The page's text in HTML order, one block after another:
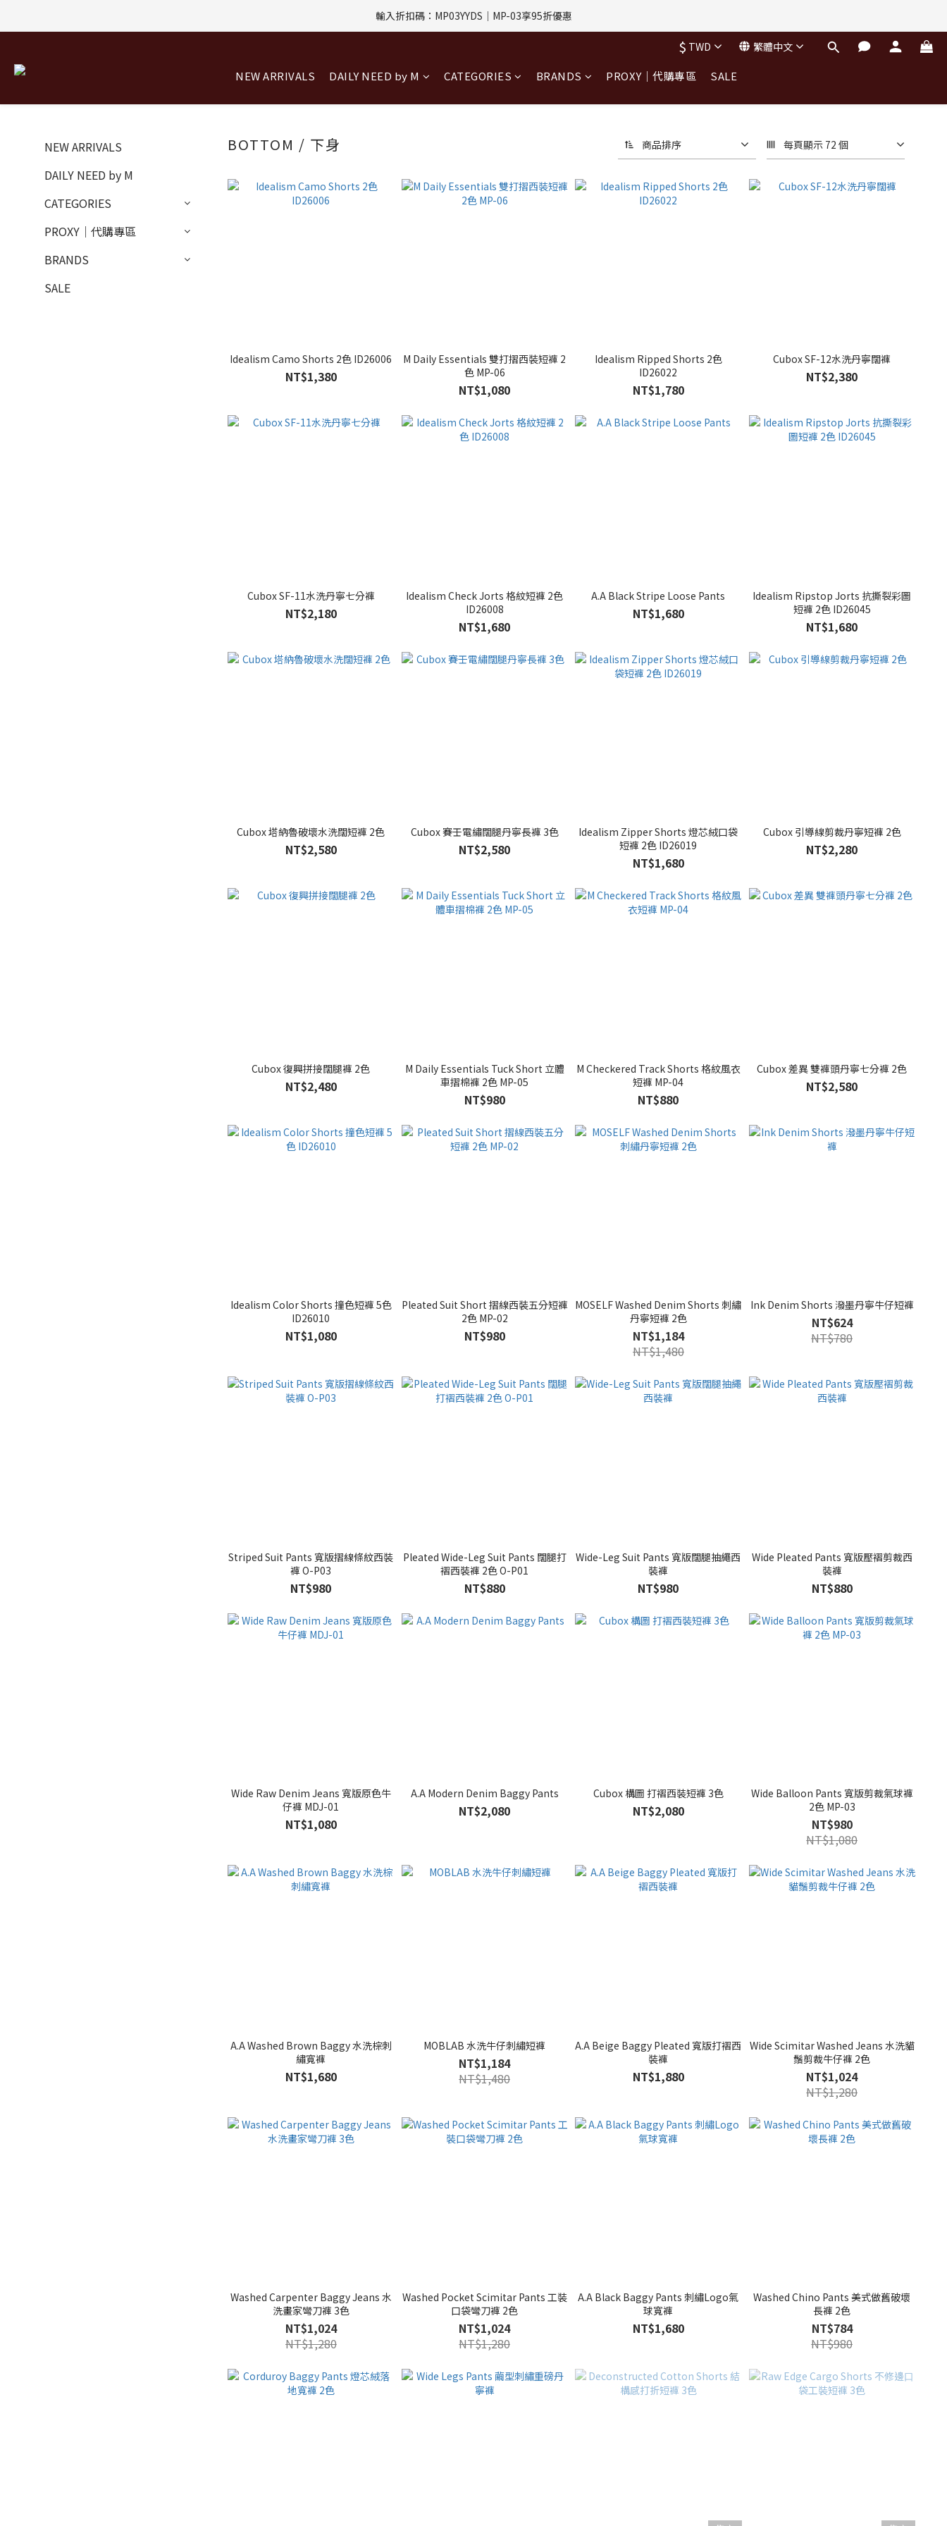
評價回饋｜訂單完成後7天內填寫5字以上評價，即可獲得$30購物金
指定付款方式｜即享2%回饋(信用卡、APPLE PAY、LINE PAY)
$ TWD 繁體中文
NEW ARRIVALS DAILY NEED by M CATEGORIES BRANDS PROXY｜代購專區 SALE
NEW ARRIVALS
DAILY NEED by M
CATEGORIES
PROXY｜代購專區
BRANDS
SALE
BOTTOM / 下身 商品排序 每頁顯示 72 個
Idealism Camo Shorts 2色 ID26006
NT$1,380
M Daily Essentials 雙打摺西裝短褲 2
色 MP-06
NT$1,080
Idealism Ripped Shorts 2色
ID26022
NT$1,780
Cubox SF-12水洗丹寧闊褲
NT$2,380
Cubox SF-11水洗丹寧七分褲
NT$2,180
Idealism Check Jorts 格紋短褲 2色
ID26008
NT$1,680
A.A Black Stripe Loose Pants
NT$1,680
Idealism Ripstop Jorts 抗撕裂彩圖
短褲 2色 ID26045
NT$1,680
Cubox 塔納魯破壞水洗闊短褲 2色
NT$2,580
Cubox 賽壬電繡闊腿丹寧長褲 3色
NT$2,580
Idealism Zipper Shorts 燈芯絨口袋
短褲 2色 ID26019
NT$1,680
Cubox 引導線剪裁丹寧短褲 2色
NT$2,280
Cubox 復興拼接闊腿褲 2色
NT$2,480
M Daily Essentials Tuck Short 立體
車摺棉褲 2色 MP-05
NT$980
M Checkered Track Shorts 格紋風衣
短褲 MP-04
NT$880
Cubox 差異 雙褲頭丹寧七分褲 2色
NT$2,580
Idealism Color Shorts 撞色短褲 5色
ID26010
NT$1,080
Pleated Suit Short 摺線西裝五分短褲
2色 MP-02
NT$980
MOSELF Washed Denim Shorts 刺繡
丹寧短褲 2色
NT$1,184
NT$1,480
Ink Denim Shorts 潑墨丹寧牛仔短褲
NT$624
NT$780
Striped Suit Pants 寬版摺線條紋西裝
褲 O-P03
NT$980
Pleated Wide-Leg Suit Pants 闊腿打
褶西裝褲 2色 O-P01
NT$880
Wide-Leg Suit Pants 寬版闊腿抽繩西
裝褲
NT$980
Wide Pleated Pants 寬版壓褶剪裁西
裝褲
NT$880
Wide Raw Denim Jeans 寬版原色牛
仔褲 MDJ-01
NT$1,080
A.A Modern Denim Baggy Pants
NT$2,080
Cubox 構圖 打褶西裝短褲 3色
NT$2,080
Wide Balloon Pants 寬版剪裁氣球褲
2色 MP-03
NT$980
NT$1,080
A.A Washed Brown Baggy 水洗棕刺
繡寬褲
NT$1,680
MOBLAB 水洗牛仔刺繡短褲
NT$1,184
NT$1,480
A.A Beige Baggy Pleated 寬版打褶西
裝褲
NT$1,880
Wide Scimitar Washed Jeans 水洗貓
鬚剪裁牛仔褲 2色
NT$1,024
NT$1,280
Washed Carpenter Baggy Jeans 水
洗畫家彎刀褲 3色
NT$1,024
NT$1,280
Washed Pocket Scimitar Pants 工裝
口袋彎刀褲 2色
NT$1,024
NT$1,280
A.A Black Baggy Pants 刺繡Logo氣
球寬褲
NT$1,680
Washed Chino Pants 美式做舊破壞
長褲 2色
NT$784
NT$980